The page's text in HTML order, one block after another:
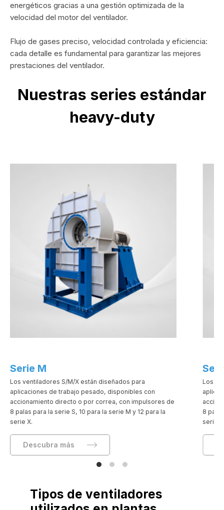
energéticos gracias a una gestión optimizada de la
velocidad del motor del ventilador.
Flujo de gases preciso, velocidad controlada y eficiencia:
cada detalle es fundamental para garantizar las mejores
prestaciones del ventilador.
Nuestras series estándar
heavy-duty
Serie M
Los ventiladores S/M/X están diseñados para
aplicaciones de trabajo pesado, disponibles con
accionamiento directo o por correa, con impulsores de
8 palas para la serie S, 10 para la serie M y 12 para la
serie X.
Descubra más
Los
8
serie
Tipos de ventiladores